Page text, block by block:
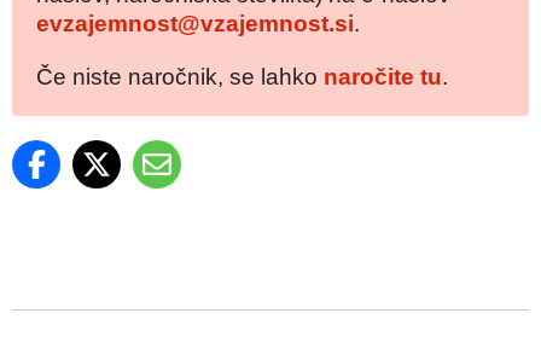
evzajemnost@vzajemnost.si.
Če niste naročnik, se lahko naročite tu.